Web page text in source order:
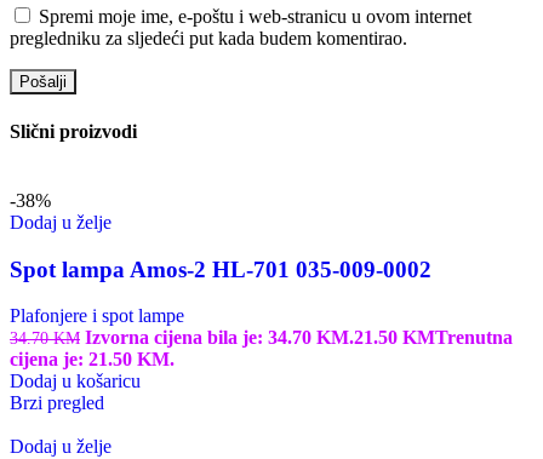
Spremi moje ime, e-poštu i web-stranicu u ovom internet
pregledniku za sljedeći put kada budem komentirao.
Slični proizvodi
-38%
Dodaj u želje
Spot lampa Amos-2 HL-701 035-009-0002
Plafonjere i spot lampe
34.70KM Izvorna cijena bila je: 34.70 KM.21.50 KMTrenutna
cijena je: 21.50 KM.
Dodaj u košaricu
Brzi pregled
Dodaj u želje